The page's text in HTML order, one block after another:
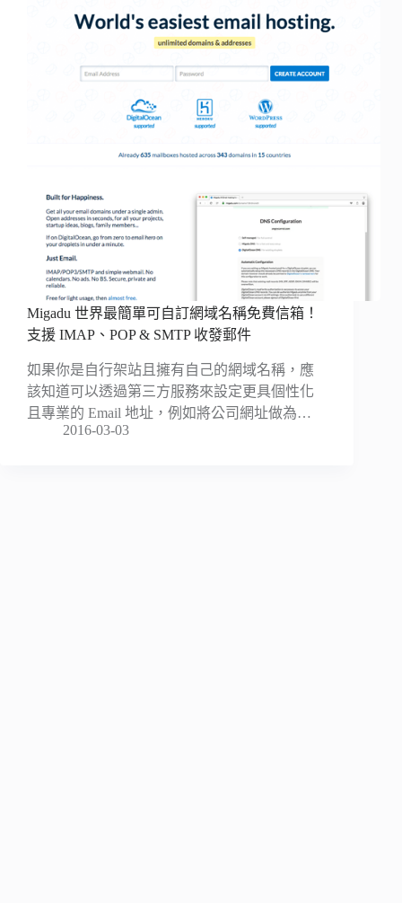
Migadu 世界最簡單可自訂網域名稱免費信箱！
支援 IMAP、POP & SMTP 收發郵件
如果你是自行架站且擁有自己的網域名稱，應
該知道可以透過第三方服務來設定更具個性化
且專業的 Email 地址，例如將公司網址做為…
2016-03-03